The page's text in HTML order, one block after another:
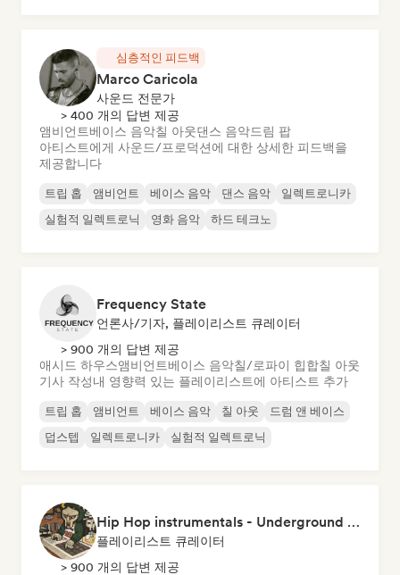
심층적인 피드백
Marco Caricola
사운드 전문가
> 400 개의 답변 제공
앰비언트베이스 음악칠 아웃댄스 음악드림 팝
아티스트에게 사운드/프로덕션에 대한 상세한 피드백을
제공합니다
트립 홉 앰비언트 베이스 음악 댄스 음악
일렉트로니카
실험적 일렉트로닉
영화 음악 하드 테크노
Frequency State
언론사/기자, 플레이리스트 큐레이터
> 900 개의 답변 제공
애시드 하우스앰비언트베이스 음악칠/로파이 힙합칠 아웃
기사 작성내 영향력 있는 플레이리스트에 아티스트 추가
트립 홉 앰비언트 베이스 음악 칠 아웃
드럼 앤 베이스
덥스텝
일렉트로니카 실험적 일렉트로닉
Hip Hop instrumentals - Underground boombap & Lo Fi Hip Hop (by Snaap)
플레이리스트 큐레이터
> 900 개의 답변 제공